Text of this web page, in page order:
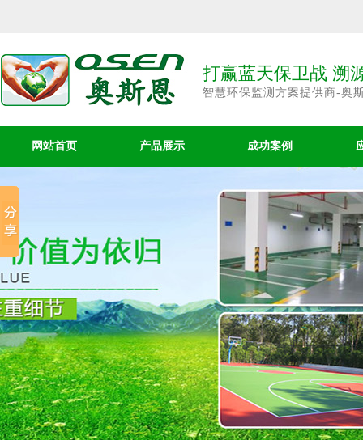
打赢蓝天保卫战 溯
智慧环保监测方案提供商-奥
网站首页 产品展示 成功案例